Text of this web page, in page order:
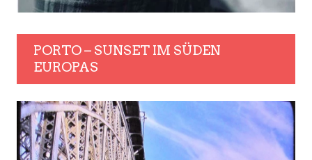
PORTO – SUNSET IM SÜDEN
EUROPAS